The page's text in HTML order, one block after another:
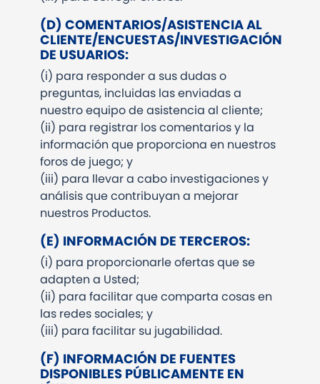
(D) COMENTARIOS/ASISTENCIA AL
CLIENTE/ENCUESTAS/INVESTIGACIÓN
DE USUARIOS:
(i) para responder a sus dudas o
preguntas, incluidas las enviadas a
nuestro equipo de asistencia al cliente;
(ii) para registrar los comentarios y la
información que proporciona en nuestros
foros de juego; y
(iii) para llevar a cabo investigaciones y
análisis que contribuyan a mejorar
nuestros Productos.
(E) INFORMACIÓN DE TERCEROS:
(i) para proporcionarle ofertas que se
adapten a Usted;
(ii) para facilitar que comparta cosas en
las redes sociales; y
(iii) para facilitar su jugabilidad.
(F) INFORMACIÓN DE FUENTES
DISPONIBLES PÚBLICAMENTE EN